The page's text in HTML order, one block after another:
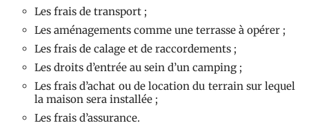
Les frais de transport ;
Les aménagements comme une terrasse à opérer ;
Les frais de calage et de raccordements ;
Les droits d’entrée au sein d’un camping ;
Les frais d’achat ou de location du terrain sur lequel
la maison sera installée ;
Les frais d’assurance.